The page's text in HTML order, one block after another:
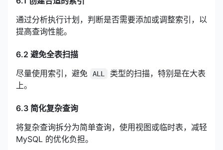
通过分析执行计划，判断是否需要添加或调整索引，以
提高查询性能。
6.2 避免全表扫描
尽量使用索引，避免
ALL
类型的扫描，特别是在大表
上。
6.3 简化复杂查询
将复杂查询拆分为简单查询，使用视图或临时表，减轻
MySQL 的优化负担。